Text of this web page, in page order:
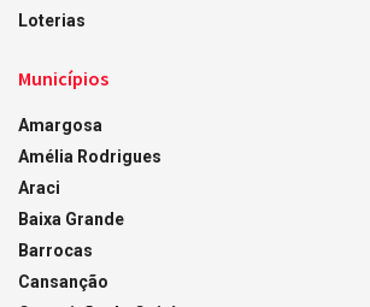
Loterias
Municípios
Amargosa
Amélia Rodrigues
Araci
Baixa Grande
Barrocas
Cansanção